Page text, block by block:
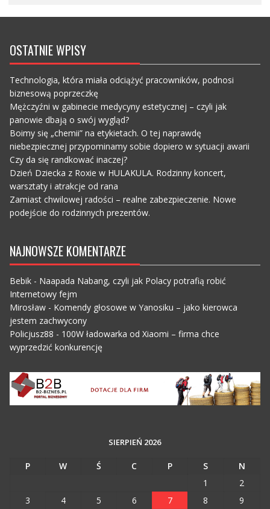
OSTATNIE WPISY
Technologia, która miała odciążyć pracowników, podnosi
biznesową poprzeczkę
Mężczyźni w gabinecie medycyny estetycznej – czyli jak
panowie dbają o swój wygląd?
Boimy się „chemii” na etykietach. O tej naprawdę
niebezpiecznej przypominamy sobie dopiero w sytuacji awarii
Czy da się randkować inaczej?
Dzień Dziecka z Roxie w HULAKULA. Rodzinny koncert,
warsztaty i atrakcje od rana
Zamiast chwilowej radości – realne zabezpieczenie. Nowe
podejście do rodzinnych prezentów.
NAJNOWSZE KOMENTARZE
Bebik- Naapada Nabang, czyli jak Polacy potrafią robić
Internetowy fejm
Mirosław- Komendy głosowe w Yanosiku – jako kierowca
jestem zachwycony
Policjusz88 - 100W ładowarka od Xiaomi – firma chce
wyprzedzić konkurencję
SIERPIEŃ 2026
P W Ś C P S
N
1
2
3
4 5 6 7 8
9